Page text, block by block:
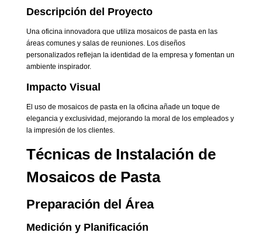
Descripción del Proyecto
Una oficina innovadora que utiliza mosaicos de pasta en las
áreas comunes y salas de reuniones. Los diseños
personalizados reflejan la identidad de la empresa y fomentan un
ambiente inspirador.
Impacto Visual
El uso de mosaicos de pasta en la oficina añade un toque de
elegancia y exclusividad, mejorando la moral de los empleados y
la impresión de los clientes.
Técnicas de Instalación de
Mosaicos de Pasta
Preparación del Área
Medición y Planificación